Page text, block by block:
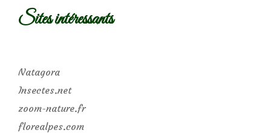
Sites intéressants
Natagora
Insectes.net
zoom-nature.fr
florealpes.com